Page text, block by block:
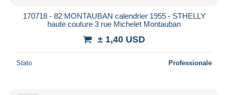
170718 - 82 MONTAUBAN calendrier 1955 - STHELLY
haute couture 3 rue Michelet Montauban
± 1,40 USD
Stato Professionale